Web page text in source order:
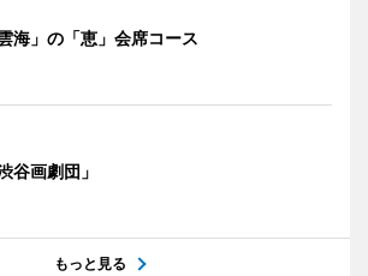
雲海」の「恵」会席コース
渋谷画劇団」
もっと見る